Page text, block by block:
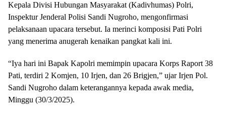
Kepala Divisi Hubungan Masyarakat (Kadivhumas) Polri,
Inspektur Jenderal Polisi Sandi Nugroho, mengonfirmasi
pelaksanaan upacara tersebut. Ia merinci komposisi Pati Polri
yang menerima anugerah kenaikan pangkat kali ini.
“Iya hari ini Bapak Kapolri memimpin upacara Korps Raport 38
Pati, terdiri 2 Komjen, 10 Irjen, dan 26 Brigjen,” ujar Irjen Pol.
Sandi Nugroho dalam keterangannya kepada awak media,
Minggu (30/3/2025).